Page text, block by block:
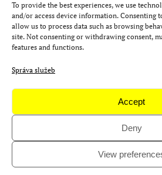
To provide the best experiences, we use
and/or access device information. Consenting
allow us to process data such as browsing
site. Not consenting or withdrawing consent,
features and functions.
Správa služeb
Accept
Deny
View
Watch&Know
Kontakty
FAQ
Camp 4Science
Materiály pro média
Copyright © AFO 2000-2026 | web